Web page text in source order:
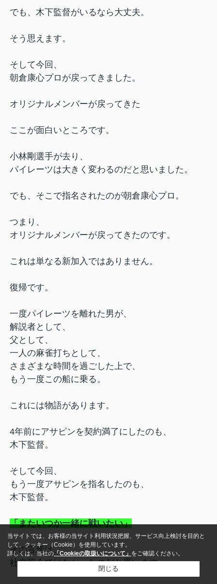
でも、木下監督がいるなら大丈夫。
そう思えます。
そして今回、
朝倉康心プロが戻ってきました。
オリジナルメンバーが戻ってきた
ここが面白いところです。
小林剛選手が去り、
パイレーツは大きく変わるのだと思いました。
でも、そこで指名されたのが朝倉康心プロ。
つまり、
オリジナルメンバーが戻ってきたのです。
これは単なる新加入ではありません。
復帰です。
一度パイレーツを離れた男が、
解説者として、
父として、
一人の麻雀打ちとして、
さまざまな時間を過ごした上で、
もう一度この船に乗る。
これには物語があります。
4年前にアサピンを契約満了にしたのも、
木下監督。
そして今回、
もう一度アサピンを指名したのも、
木下監督。
「またいつか一緒に戦いたい」
その言葉は、
社交辞令ではなかったのだと思います。
当サイトでは、お客様の当サイト利用状況把握、サービス向上検討を目的と
して、クッキー（Cookie）を使用しています。
詳しくは、当社の「Cookieの取扱いについて」 をご確認ください。
閉じる